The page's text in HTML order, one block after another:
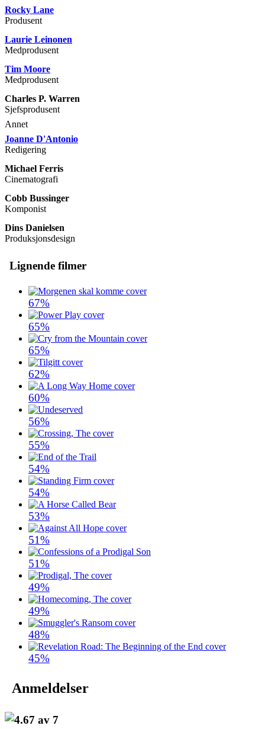
Rocky Lane
Produsent
Laurie Leinonen
Medprodusent
Tim Moore
Medprodusent
Charles P. Warren
Sjefsprodusent
Annet
Joanne D'Antonio
Redigering
Michael Ferris
Cinematografi
Cobb Bussinger
Komponist
Dins Danielsen
Produksjonsdesign
Lignende filmer
67%
65%
65%
62%
60%
56%
55%
54%
54%
53%
51%
51%
49%
49%
48%
45%
Anmeldelser